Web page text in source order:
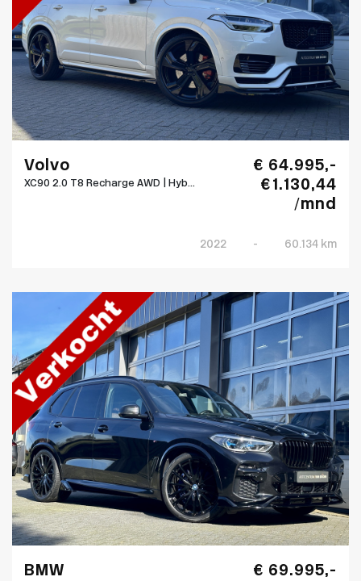
Volvo
XC90 2.0 T8 Recharge AWD | Hyb...
€ 64.995,-
€ 1.130,44
/mnd
2022 - 60.134 km
BMW
€ 69.995,-